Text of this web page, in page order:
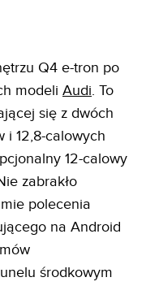
Q4 e-tron po
modeli Audi. To
się z dwóch
i 12,8-calowych
12-calowy
zabrakło
polecenia
na Android
środkowym